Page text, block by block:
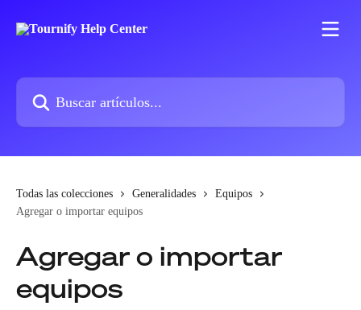
Buscar artículos...
Todas las colecciones Generalidades
Equipos
Agregar o importar equipos
Agregar o importar
equipos